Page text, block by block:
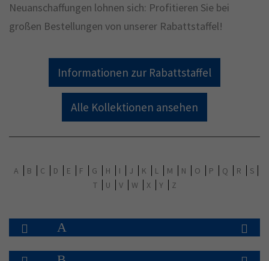
Neuanschaffungen lohnen sich: Profitieren Sie bei
großen Bestellungen von unserer Rabattstaffel!
Informationen zur Rabattstaffel
Alle Kollektionen ansehen
A B C D E F G H I J K L M N O P Q R
S
T
U V W X Y Z
A